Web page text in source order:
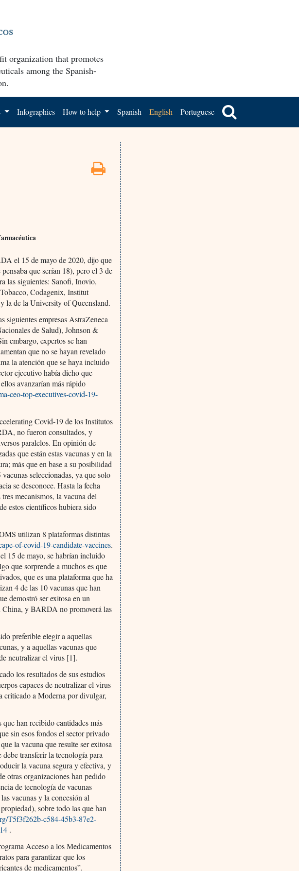
organization that promotes
among the Spanish-
Infographics How to help Spanish English Portuguese
el 15 de mayo de 2020, dijo que
que serían 18), pero el 3 de
las siguientes: Sanofi, Inovio,
Codagenix, Institut
la de la University of Queensland.
siguientes empresas AstraZeneca
de Salud), Johnson &
embargo, expertos se han
que no se hayan revelado
la atención que se haya incluido
ejecutivo había dicho que
avanzarían más rápido
ceo-top-executives-covid-19-
Covid-19 de los Institutos
no fueron consultados, y
paralelos. En opinión de
que están estas vacunas y en la
más que en base a su posibilidad
seleccionadas, ya que solo
se desconoce. Hasta la fecha
mecanismos, la vacuna del
estos científicos hubiera sido
utilizan 8 plataformas distintas
of-covid-19-candidate-vaccines.
15 de mayo, se habrían incluido
que sorprende a muchos es que
que es una plataforma que ha
4 de las 10 vacunas que han
demostró ser exitosa en un
China, y BARDA no promoverá las
preferible elegir a aquellas
y a aquellas vacunas que
neutralizar el virus [1].
los resultados de sus estudios
capaces de neutralizar el virus
criticado a Moderna por divulgar,
han recibido cantidades más
sin esos fondos el sector privado
la vacuna que resulte ser exitosa
transferir la tecnología para
la vacuna segura y efectiva, y
otras organizaciones han pedido
de tecnología de vacunas
vacunas y la concesión al
sobre todo las que han
T5f3f262b-c584-45b3-87e2-
.
Acceso a los Medicamentos
para garantizar que los
de medicamentos”.